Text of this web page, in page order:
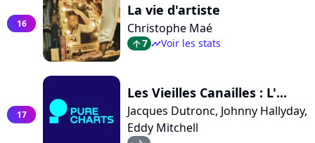
16
La vie d'artiste
Christophe Maé
arrow_top7 timelineVoir les stats
17
Les Vieilles Canailles : L'...
Jacques Dutronc, Johnny Hallyday,
Eddy Mitchell